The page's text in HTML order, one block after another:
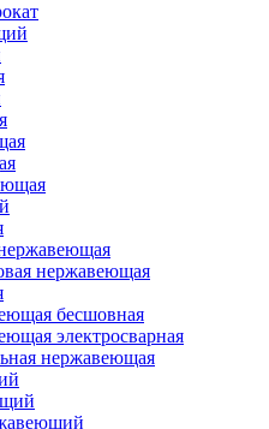
нержавеющая
бесшовная
электросварная
нержавеющая